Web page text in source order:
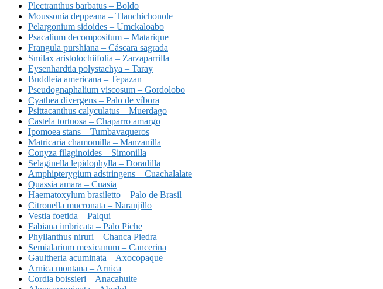
Plectranthus barbatus – Boldo
Moussonia deppeana – Tlanchichonole
Pelargonium sidoides – Umckaloabo
Psacalium decompositum – Matarique
Frangula purshiana – Cáscara sagrada
Smilax aristolochiifolia – Zarzaparrilla
Eysenhardtia polystachya – Taray
Buddleia americana – Tepazan
Pseudognaphalium viscosum – Gordolobo
Cyathea divergens – Palo de víbora
Psittacanthus calyculatus – Muerdago
Castela tortuosa – Chaparro amargo
Ipomoea stans – Tumbavaqueros
Matricaria chamomilla – Manzanilla
Conyza filaginoides – Simonilla
Selaginella lepidophylla – Doradilla
Amphipterygium adstringens – Cuachalalate
Quassia amara – Cuasia
Haematoxylum brasiletto – Palo de Brasil
Citronella mucronata – Naranjillo
Vestia foetida – Palqui
Fabiana imbricata – Palo Piche
Phyllanthus niruri – Chanca Piedra
Semialarium mexicanum – Cancerina
Gaultheria acuminata – Axocopaque
Arnica montana – Arnica
Cordia boissieri – Anacahuite